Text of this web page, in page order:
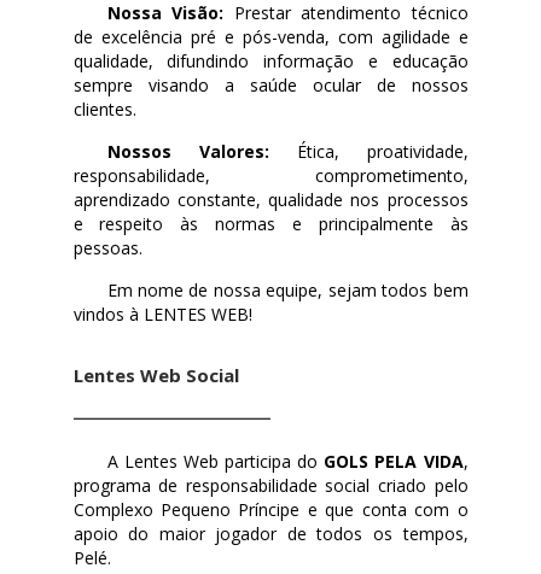
Nossa Visão: Prestar atendimento técnico
de excelência pré e pós-venda, com agilidade e
qualidade, difundindo informação e educação
sempre visando a saúde ocular de nossos
clientes.
Nossos Valores: Ética, proatividade,
responsabilidade, comprometimento,
aprendizado constante, qualidade nos processos
e respeito às normas e principalmente às
pessoas.
Em nome de nossa equipe, sejam todos bem
vindos à LENTES WEB!
Lentes Web Social
A Lentes Web participa do GOLS PELA VIDA,
programa de responsabilidade social criado pelo
Complexo Pequeno Príncipe e que conta com o
apoio do maior jogador de todos os tempos,
Pelé.